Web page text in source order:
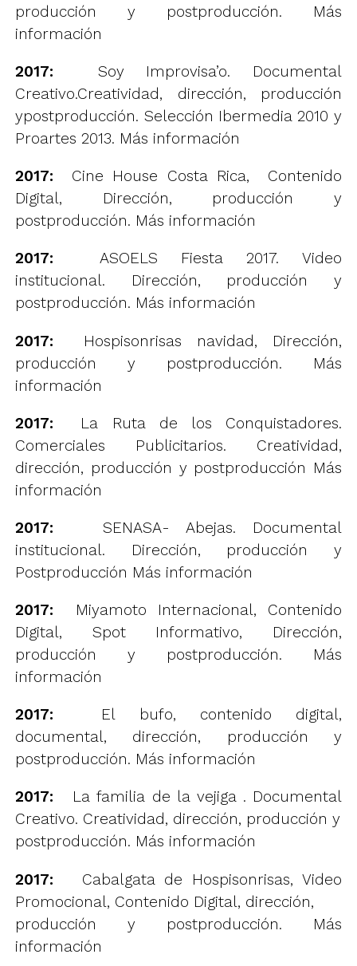
producción y postproducción. Más
información
2017:
Soy Improvisa’o. Documental
Creativo.Creatividad, dirección, producción
ypostproducción. Selección Ibermedia 2010 y
Proartes 2013. Más información
2017:
Cine House Costa Rica, Contenido
Digital, Dirección, producción y
postproducción. Más información
2017:
ASOELS Fiesta 2017. Video
institucional. Dirección, producción y
postproducción. Más información
2017:
Hospisonrisas navidad, Dirección,
producción y postproducción. Más
información
2017:
La Ruta de los Conquistadores.
Comerciales Publicitarios. Creatividad,
dirección, producción y postproducción Más
información
2017:SENASA- Abejas. Documental
institucional. Dirección, producción y
Postproducción Más información
2017:
Miyamoto Internacional, Contenido
Digital, Spot Informativo, Dirección,
producción y postproducción. Más
información
2017:
El bufo, contenido digital,
documental, dirección, producción y
postproducción. Más información
2017: La familia de la vejiga . Documental
Creativo. Creatividad, dirección, producción y
postproducción. Más información
2017: Cabalgata de Hospisonrisas, Video
Promocional, Contenido Digital, dirección,
producción y postproducción. Más
información